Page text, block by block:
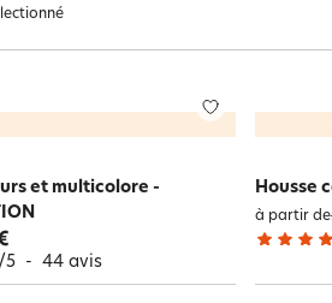
Happy Becquet : 60
Catalogue interactif
et multicolore -
/5 - 44 avis
Housse
à partir de